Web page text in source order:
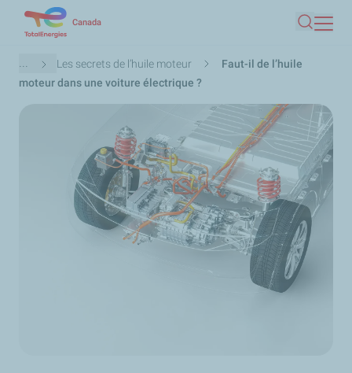
contenu
principal
Canada
Fil
d'Ariane
... Les secrets de l’huile moteur
Faut-il de l’huile
moteur dans une voiture électrique ?